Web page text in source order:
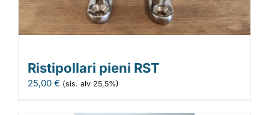
Ristipollari pieni RST
25,00 € (sis. alv 25,5%)